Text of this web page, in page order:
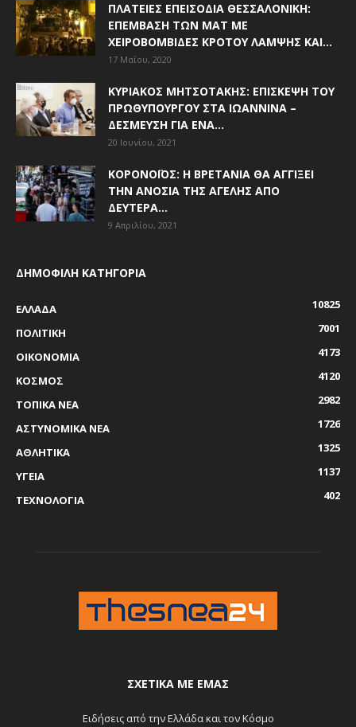
ΠΛΑΤΕΊΕΣ ΕΠΕΙΣΌΔΙΑ ΘΕΣΣΑΛΟΝΊΚΗ:
ΕΠΈΜΒΑΣΗ ΤΩΝ ΜΑΤ ΜΕ
ΧΕΙΡΟΒΟΜΒΊΔΕΣ ΚΡΌΤΟΥ ΛΆΜΨΗΣ ΚΑΙ...
17 Μαΐου, 2020
ΚΥΡΙΆΚΟΣ ΜΗΤΣΟΤΆΚΗΣ: ΕΠΊΣΚΕΨΗ ΤΟΥ
ΠΡΩΘΥΠΟΥΡΓΟΎ ΣΤΑ ΙΩΆΝΝΙΝΑ –
ΔΈΣΜΕΥΣΗ ΓΙΑ ΈΝΑ...
20 Ιουνίου, 2021
ΚΟΡΟΝΟΪΌΣ: Η ΒΡΕΤΑΝΊΑ ΘΑ ΑΓΓΊΞΕΙ
ΤΗΝ ΑΝΟΣΊΑ ΤΗΣ ΑΓΈΛΗΣ ΑΠΌ
ΔΕΥΤΈΡΑ...
9 Απριλίου, 2021
ΔΗΜΟΦΙΛΗ ΚΑΤΗΓΟΡΙΑ
ΕΛΛΑΔΑ
10825
ΠΟΛΙΤΙΚΗ
7001
ΟΙΚΟΝΟΜΙΑ
4173
ΚΟΣΜΟΣ
4120
ΤΟΠΙΚΑ ΝΕΑ
2982
ΑΣΤΥΝΟΜΙΚΑ ΝΕΑ
1726
ΑΘΛΗΤΙΚΑ
1325
ΥΓΕΙΑ
1137
ΤΕΧΝΟΛΟΓΙΑ
402
ΣΧΕΤΙΚΆ ΜΕ ΕΜΆΣ
Ειδήσεις από την Ελλάδα και τον Κόσμο